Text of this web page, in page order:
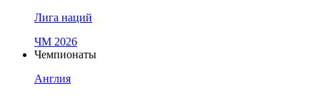
Лига наций
ЧМ 2026
Чемпионаты
Англия